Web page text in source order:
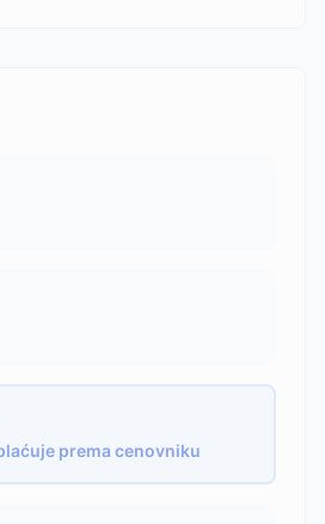
prema cenovniku